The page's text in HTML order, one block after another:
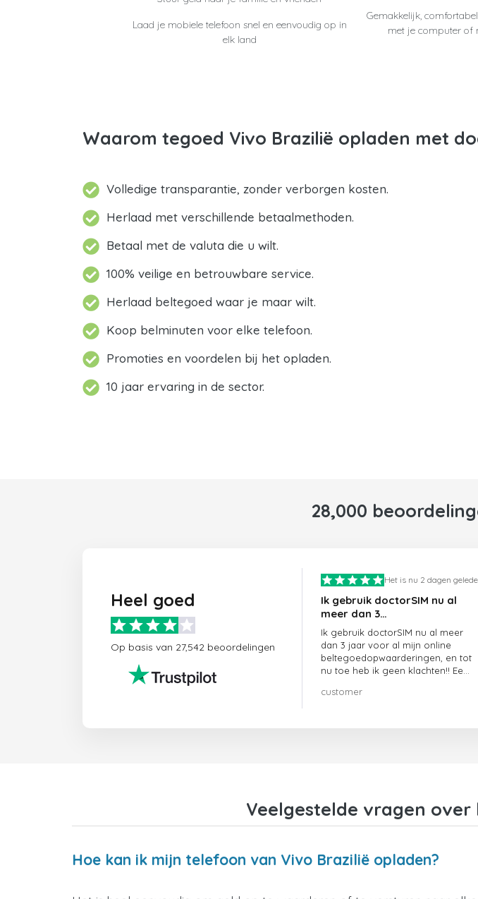
Laad je mobiele telefoon snel en eenvoudig op in
elk land
Gemakkelijk,
met je computer of
Waarom tegoed Vivo Brazilië opladen met
Volledige transparantie, zonder verborgen kosten.
Herlaad met verschillende betaalmethoden.
Betaal met de valuta die u wilt.
100% veilige en betrouwbare service.
Herlaad beltegoed waar je maar wilt.
Koop belminuten voor elke telefoon.
Promoties en voordelen bij het opladen.
10 jaar ervaring in de sector.
28,000
Heel goed
Op basis van 27,542 beoordelingen
Het is nu 2 dagen
Ik gebruik doctorSIM nu al
meer dan 3…
Ik gebruik doctorSIM nu al meer
dan 3 jaar voor al mijn online
beltegoedopwaarderingen, en tot
nu toe heb ik geen klachten!! Een
customer
Veelgestelde vragen
Hoe kan ik mijn telefoon van Vivo Brazilië opladen?